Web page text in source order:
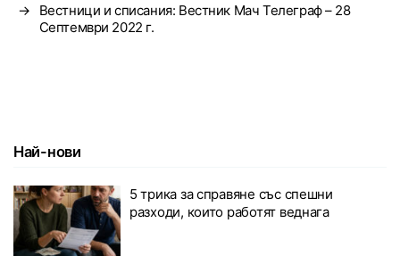
→
Вестници и списания: Вестник Мач Телеграф – 28
Септември 2022 г.
Най-нови
5 трика за справяне със спешни
разходи, които работят веднага